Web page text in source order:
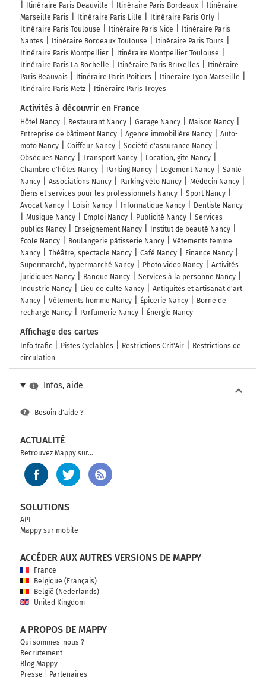
Tourner à droite sur D124 et continuer sur 3,2
kilomètres
Rue de Sand
155 km
Tourner à gauche sur D468 (Rue de Colmar) et
continuer sur 450 mètres
158 km
Tourner à droite sur Rue du Général Walter et
continuer sur 25 mètres
158 km
Tourner à gauche sur Rue de l'École et continuer sur
160 mètres
158 km
2h04 Obenheim
67230
Itinéraire Paris Deauville
Itinéraire Paris Bordeaux
Itinéraire
Marseille Paris
Itinéraire Paris Lille
Itinéraire Paris Orly
Itinéraire Paris Toulouse
Itinéraire Paris Nice
Itinéraire Paris
Nantes
Itinéraire Bordeaux Toulouse
Itinéraire Paris Tours
Itinéraire Paris Montpellier
Itinéraire Montpellier Toulouse
Itinéraire Paris La Rochelle
Itinéraire Paris Bruxelles
Itinéraire
Paris Beauvais
Itinéraire Paris Poitiers
Itinéraire Lyon Marseille
Itinéraire Paris Metz
Itinéraire Paris Troyes
Activités à découvrir en France
Hôtel Nancy Restaurant Nancy Garage Nancy
Maison Nancy
Entreprise de bâtiment Nancy
Agence immobilière Nancy
Auto-
moto Nancy
Coiffeur Nancy
Société d'assurance Nancy
Obsèques Nancy
Transport Nancy
Location, gîte Nancy
Chambre d'hôtes Nancy
Parking Nancy Logement Nancy
Santé
Nancy
Associations Nancy Parking vélo Nancy
Médecin Nancy
Biens et services pour les professionnels Nancy
Sport Nancy
Avocat Nancy
Loisir Nancy Informatique Nancy
Dentiste Nancy
Musique Nancy
Emploi Nancy Publicité Nancy
Services
publics Nancy
Enseignement Nancy
Institut de beauté Nancy
École Nancy
Boulangerie pâtisserie Nancy
Vêtements femme
Nancy
Théâtre, spectacle Nancy Café Nancy
Finance Nancy
Supermarché, hypermarché Nancy
Photo video Nancy
Activités
juridiques Nancy
Banque Nancy
Services à la personne Nancy
Industrie Nancy
Lieu de culte Nancy
Antiquités et artisanat d'art
Nancy
Vêtements homme Nancy Épicerie Nancy
Borne de
recharge Nancy
Parfumerie Nancy Énergie Nancy
Affichage des cartes
Info trafic Pistes Cyclables Restrictions Crit'Air
Restrictions de
circulation
Infos, aide
Besoin d'aide ?
ACTUALITÉ
Retrouvez Mappy sur...
SOLUTIONS
API
Mappy sur mobile
ACCÉDER AUX AUTRES VERSIONS DE MAPPY
France
Belgique (Français)
België (Nederlands)
United Kingdom
A PROPOS DE MAPPY
Qui sommes-nous ?
Recrutement
Blog Mappy
Presse
Partenaires